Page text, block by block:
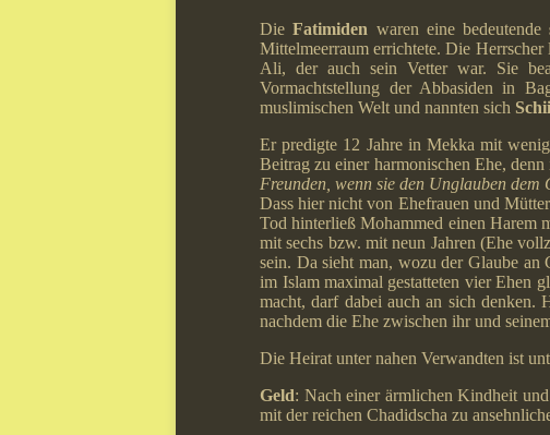
DieFatimiden waren eine bedeutende
Mittelmeerraum errichtete. Die
Ali, der auch sein Vetter war. Sie
Vormachtstellung der Abbasiden in
muslimischen Welt und nannten sich
Er predigte 12 Jahre in Mekka mit
Beitrag zu einer harmonischen Ehe,
Freunden, wenn sie den Unglauben
Dass hier nicht von Ehefrauen und
Tod hinterließ Mohammed einen Harem
mit sechs bzw. mit neun Jahren (Ehe
sein. Da sieht man, wozu der Glaube
im Islam maximal gestatteten vier Ehen
macht, darf dabei auch an sich denken.
nachdem die Ehe zwischen ihr und
Die Heirat unter nahen Verwandten ist
Geld: Nach einer ärmlichen Kindheit
mit der reichen Chadidscha zu